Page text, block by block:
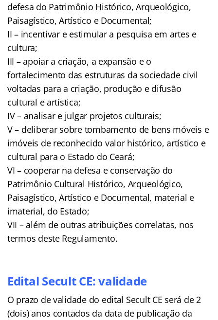
defesa do Patrimônio Histórico, Arqueológico,
Paisagístico, Artístico e Documental;
II – incentivar e estimular a pesquisa em artes e
cultura;
III – apoiar a criação, a expansão e o
fortalecimento das estruturas da sociedade civil
voltadas para a criação, produção e difusão
cultural e artística;
IV – analisar e julgar projetos culturais;
V – deliberar sobre tombamento de bens móveis e
imóveis de reconhecido valor histórico, artístico e
cultural para o Estado do Ceará;
VI – cooperar na defesa e conservação do
Patrimônio Cultural Histórico, Arqueológico,
Paisagístico, Artístico e Documental, material e
imaterial, do Estado;
VII – além de outras atribuições correlatas, nos
termos deste Regulamento.
Edital Secult CE: validade
O prazo de validade do edital Secult CE será de 2
(dois) anos contados da data de publicação da